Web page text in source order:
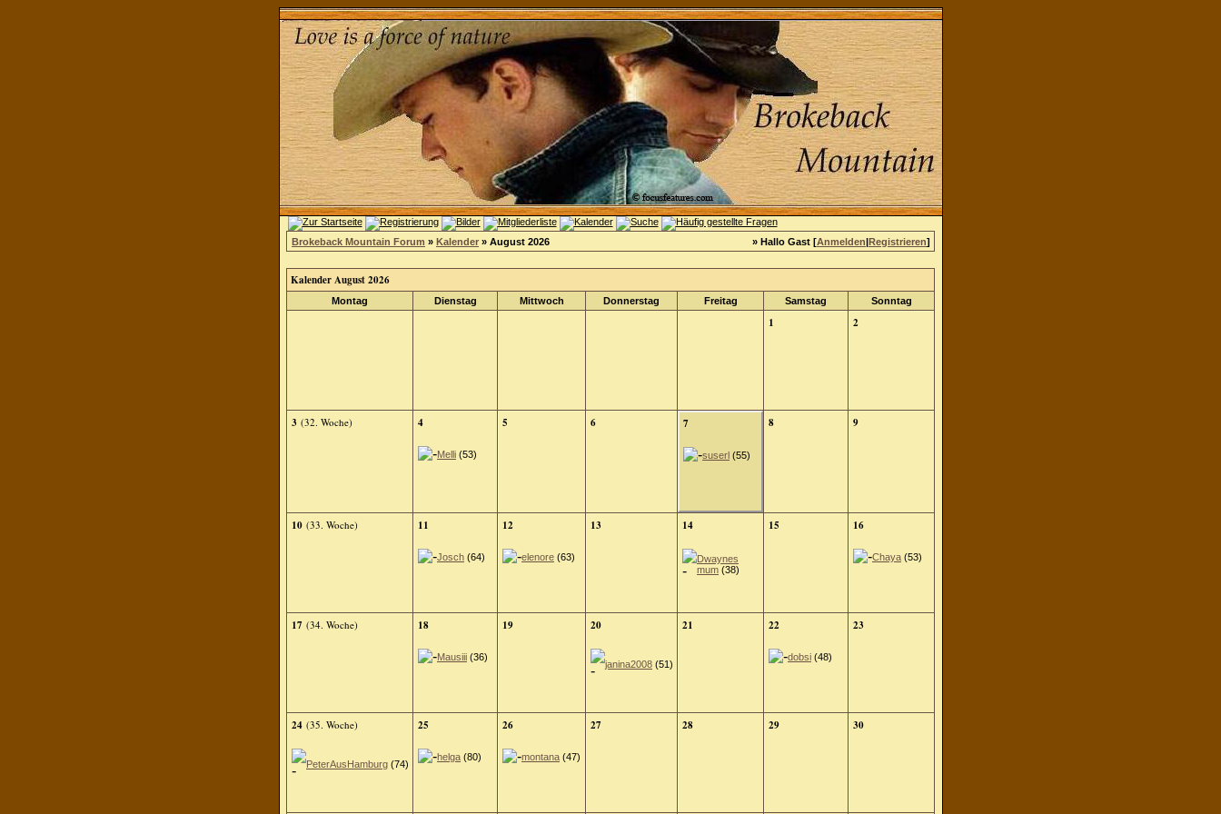
Brokeback Mountain Forum » Kalender » August 2026 » Hallo Gast [Anmelden|Registrieren]
Kalender August 2026
Montag Dienstag Mittwoch Donnerstag Freitag Samstag Sonntag
1 2
3 (32. Woche) 4
Melli (53)
5 6 7
suserl (55)
8 9
10 (33. Woche) 11
Josch (64)
12
elenore (63)
13 14
Dwaynes
mum (38)
15 16
Chaya (53)
17 (34. Woche) 18
Mausiii (36)
19 20
janina2008 (51)
21 22
dobsi (48)
23
24 (35. Woche)
PeterAusHamburg (74)
25
helga (80)
26
montana (47)
27 28 29 30